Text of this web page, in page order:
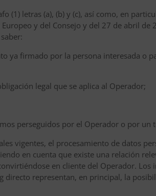
(1) letras (a), (b) y (c), así como, en
y del Consejo y del 27 de abril de
ya firmado por la persona interesada o
legal que se aplica al Operador;
perseguidos por el Operador o por un
vigentes, el procesamiento de datos
en cuenta que existe una relación
en cliente del Operador. Los
directo representan, en principal, la